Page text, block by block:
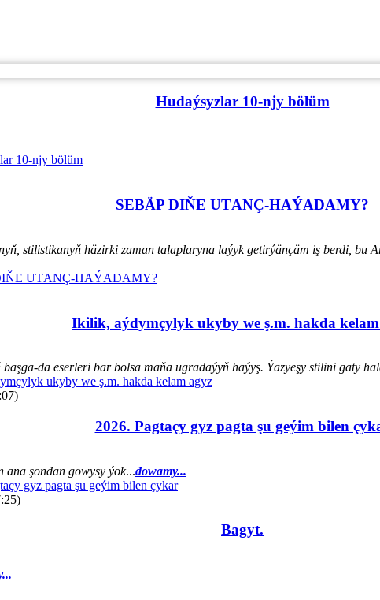
Hudaýsyzlar 10-njy bölüm
10-njy bölüm
SEBÄP DIŇE UTАNÇ-HАÝADАMY?
stilistikanyň häzirki zaman talaplaryna laýyk getirýänçäm iş berdi, bu
UTАNÇ-HАÝADАMY?
Ikilik, aýdymçylyk ukyby we ş.m. hakda
başga-da eserleri bar bolsa maňa ugradaýyň haýyş. Ýazyeşy stilini gaty
ukyby we ş.m. hakda kelam agyz
2026. Pagtaçy gyz pagta şu geýim bilen
ana şondan gowysy ýok...dowamy...
gyz pagta şu geýim bilen çykar
Bagyt.